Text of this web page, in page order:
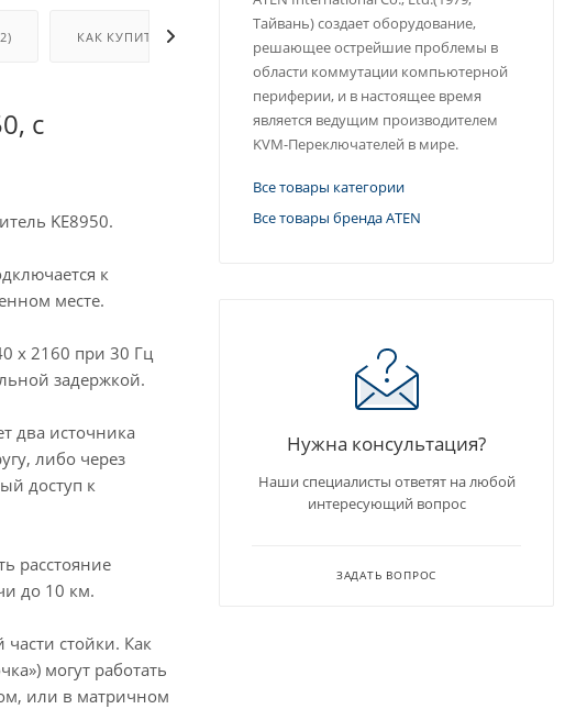
КАК КУПИТЬ ДОСТАВКА
с
KE8950.
к
месте.
x 2160 при 30 Гц
задержкой.
два источника
либо через
доступ к
расстояние
до 10 км.
стойки. Как
могут работать
или в матричном
Тайвань) создает оборудование,
решающее острейшие проблемы в
области коммутации компьютерной
периферии, и в настоящее время
является ведущим производителем
KVM-Переключателей в мире.
Все товары категории
Все товары бренда ATEN
Нужна консультация?
Наши специалисты ответят на любой
интересующий вопрос
ЗАДАТЬ ВОПРОС